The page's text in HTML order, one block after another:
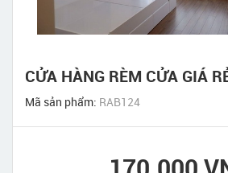
CỬA HÀNG RÈM CỬA GIÁ
Mã sản phẩm: RAB124